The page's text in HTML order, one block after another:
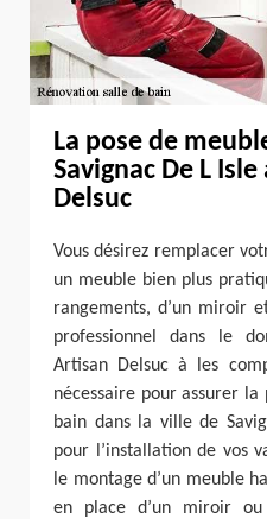
La pose de
Savignac De L
Delsuc
Vous désirez remplacer
un meuble bien plus
rangements, d’un miroir
professionnel dans le
Artisan Delsuc à les
nécessaire pour assurer
bain dans la ville de
pour l’installation de vos
le montage d’un meuble
en place d’un miroir ou